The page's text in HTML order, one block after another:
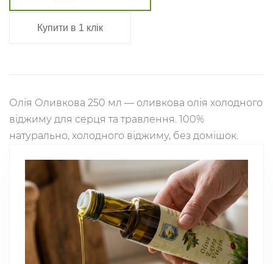
Купити в 1 клік
Олія Оливкова 250 мл — оливкова олія холодного
віджиму для серця та травлення. 100%
натурально, холодного віджиму, без домішок.